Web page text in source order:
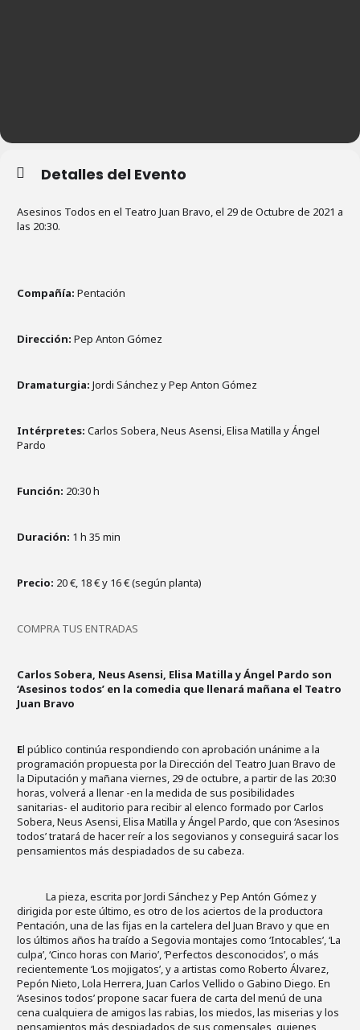
Detalles del Evento
Asesinos Todos en el Teatro Juan Bravo, el 29 de Octubre de 2021 a
las 20:30.
Compañía: Pentación
Dirección: Pep Anton Gómez
Dramaturgia: Jordi Sánchez y Pep Anton Gómez
Intérpretes: Carlos Sobera, Neus Asensi, Elisa Matilla y Ángel
Pardo
Función: 20:30 h
Duración: 1 h 35 min
Precio: 20 €, 18 € y 16 € (según planta)
COMPRA TUS ENTRADAS
Carlos Sobera, Neus Asensi, Elisa Matilla y Ángel Pardo son
‘Asesinos todos’ en la comedia que llenará mañana el Teatro
Juan Bravo
El público continúa respondiendo con aprobación unánime a la
programación propuesta por la Dirección del Teatro Juan Bravo de
la Diputación y mañana viernes, 29 de octubre, a partir de las 20:30
horas, volverá a llenar -en la medida de sus posibilidades
sanitarias- el auditorio para recibir al elenco formado por Carlos
Sobera, Neus Asensi, Elisa Matilla y Ángel Pardo, que con ‘Asesinos
todos’ tratará de hacer reír a los segovianos y conseguirá sacar los
pensamientos más despiadados de su cabeza.
La pieza, escrita por Jordi Sánchez y Pep Antón Gómez y
dirigida por este último, es otro de los aciertos de la productora
Pentación, una de las fijas en la cartelera del Juan Bravo y que en
los últimos años ha traído a Segovia montajes como ‘Intocables’, ‘La
culpa’, ‘Cinco horas con Mario’, ‘Perfectos desconocidos’, o más
recientemente ‘Los mojigatos’, y a artistas como Roberto Álvarez,
Pepón Nieto, Lola Herrera, Juan Carlos Vellido o Gabino Diego. En
‘Asesinos todos’ propone sacar fuera de carta del menú de una
cena cualquiera de amigos las rabias, los miedos, las miserias y los
pensamientos más despiadados de sus comensales, quienes,